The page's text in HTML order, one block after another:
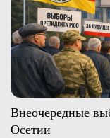
Внеочередные
Осетии